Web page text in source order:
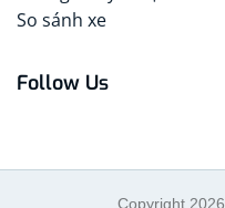
So sánh xe
Follow Us
Copyright